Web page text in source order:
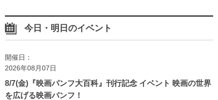
今日・明日のイベント
開催日：
2026年08月07日
8/7(金)『映画パンフ大百科』刊行記念 イベント 映画の世界
を広げる映画パンフ！